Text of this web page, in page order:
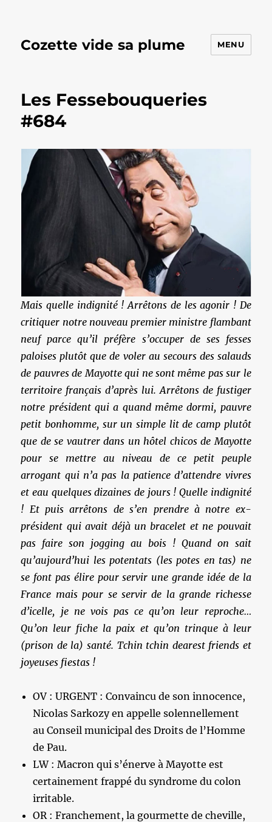
Cozette vide sa plume MENU
Les Fessebouqueries
#684
Mais quelle indignité ! Arrêtons de les agonir ! De
critiquer notre nouveau premier ministre flambant
neuf parce qu’il préfère s’occuper de ses fesses
paloises plutôt que de voler au secours des salauds
de pauvres de Mayotte qui ne sont même pas sur le
territoire français d’après lui. Arrêtons de fustiger
notre président qui a quand même dormi, pauvre
petit bonhomme, sur un simple lit de camp plutôt
que de se vautrer dans un hôtel chicos de Mayotte
pour se mettre au niveau de ce petit peuple
arrogant qui n’a pas la patience d’attendre vivres
et eau quelques dizaines de jours ! Quelle indignité
! Et puis arrêtons de s’en prendre à notre ex-
président qui avait déjà un bracelet et ne pouvait
pas faire son jogging au bois ! Quand on sait
qu’aujourd’hui les potentats (les potes en tas) ne
se font pas élire pour servir une grande idée de la
France mais pour se servir de la grande richesse
d’icelle, je ne vois pas ce qu’on leur reproche…
Qu’on leur fiche la paix et qu’on trinque à leur
(prison de la) santé. Tchin tchin dearest friends et
joyeuses fiestas !
OV : URGENT : Convaincu de son innocence,
Nicolas Sarkozy en appelle solennellement
au Conseil municipal des Droits de l’Homme
de Pau.
LW : Macron qui s’énerve à Mayotte est
certainement frappé du syndrome du colon
irritable.
OR : Franchement, la gourmette de cheville,